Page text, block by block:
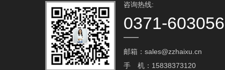
咨询热线:
0371-
邮箱：sales@zzhaixu.cn
手 机：15838373120